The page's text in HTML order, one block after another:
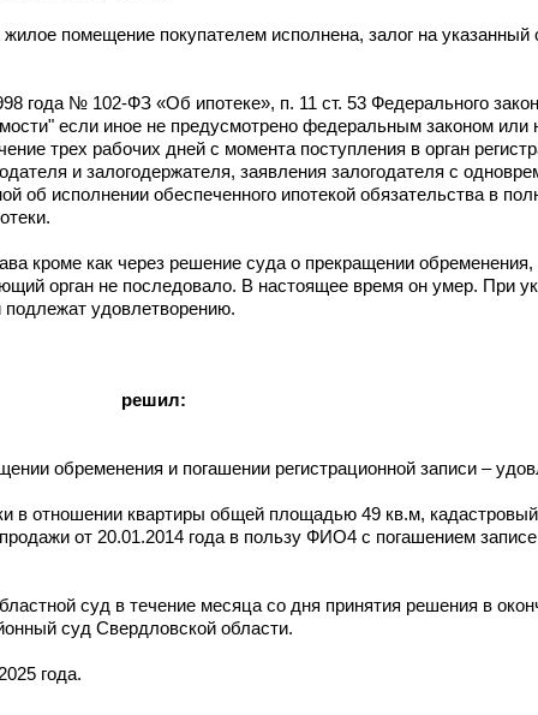
помещение покупателем исполнена, залог на
года № 102-ФЗ «Об ипотеке», п. 11 ст. 53 Федерального
если иное не предусмотрено федеральным законом или
трех рабочих дней с момента поступления в орган
и залогодержателя, заявления залогодателя с
об исполнении обеспеченного ипотекой обязательства в
кроме как через решение суда о прекращении
орган не последовало. В настоящее время он умер. При
подлежат удовлетворению.
решил:
обременения и погашении регистрационной записи –
в отношении квартиры общей площадью 49 кв.м,
от 20.01.2014 года в пользу ФИО4 с погашением
суд в течение месяца со дня принятия решения в
суд Свердловской области.
года.